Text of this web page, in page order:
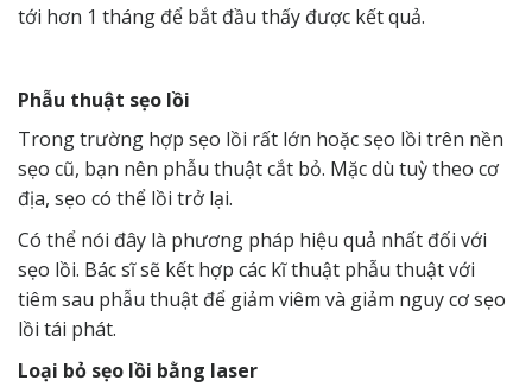
tới hơn 1 tháng để bắt đầu thấy được kết quả.
Phẫu thuật sẹo lồi
Trong trường hợp sẹo lồi rất lớn hoặc sẹo lồi trên nền
sẹo cũ, bạn nên phẫu thuật cắt bỏ. Mặc dù tuỳ theo cơ
địa, sẹo có thể lồi trở lại.
Có thể nói đây là phương pháp hiệu quả nhất đối với
sẹo lồi. Bác sĩ sẽ kết hợp các kĩ thuật phẫu thuật với
tiêm sau phẫu thuật để giảm viêm và giảm nguy cơ sẹo
lồi tái phát.
Loại bỏ sẹo lồi bằng laser